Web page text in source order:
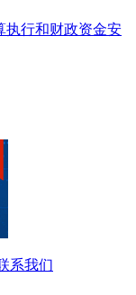
执行和财政资金安
系我们